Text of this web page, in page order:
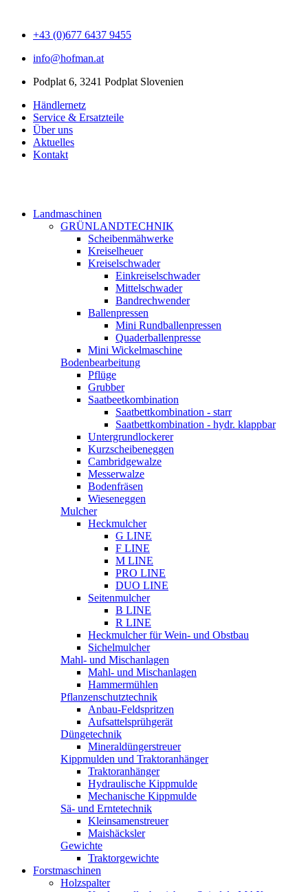
+43 (0)677 6437 9455
info@hofman.at
Podplat 6, 3241 Podplat Slovenien
Händlernetz
Service & Ersatzteile
Über uns
Aktuelles
Kontakt
Landmaschinen
GRÜNLANDTECHNIK
Scheibenmähwerke
Kreiselheuer
Kreiselschwader
Einkreiselschwader
Mittelschwader
Bandrechwender
Ballenpressen
Mini Rundballenpressen
Quaderballenpresse
Mini Wickelmaschine
Bodenbearbeitung
Pflüge
Grubber
Saatbeetkombination
Saatbettkombination - starr
Saatbettkombination - hydr. klappbar
Untergrundlockerer
Kurzscheibeneggen
Cambridgewalze
Messerwalze
Bodenfräsen
Wieseneggen
Mulcher
Heckmulcher
G LINE
F LINE
M LINE
PRO LINE
DUO LINE
Seitenmulcher
B LINE
R LINE
Heckmulcher für Wein- und Obstbau
Sichelmulcher
Mahl- und Mischanlagen
Mahl- und Mischanlagen
Hammermühlen
Pflanzenschutztechnik
Anbau-Feldspritzen
Aufsattelsprühgerät
Düngetechnik
Mineraldüngerstreuer
Kippmulden und Traktoranhänger
Traktoranhänger
Hydraulische Kippmulde
Mechanische Kippmulde
Sä- und Erntetechnik
Kleinsamenstreuer
Maishäcksler
Gewichte
Traktorgewichte
Forstmaschinen
Holzspalter